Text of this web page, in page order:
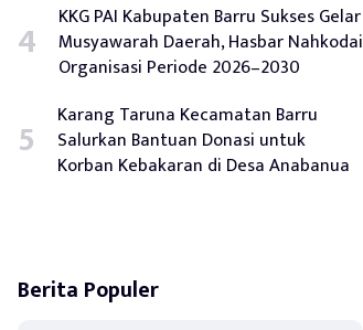
KKG PAI Kabupaten Barru Sukses Gelar
Musyawarah Daerah, Hasbar Nahkodai
Organisasi Periode 2026–2030
Karang Taruna Kecamatan Barru
Salurkan Bantuan Donasi untuk
Korban Kebakaran di Desa Anabanua
Berita Populer